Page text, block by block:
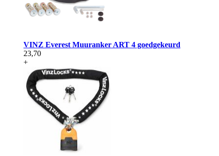
VINZ Everest Muuranker ART 4 goedgekeurd
23,70
+